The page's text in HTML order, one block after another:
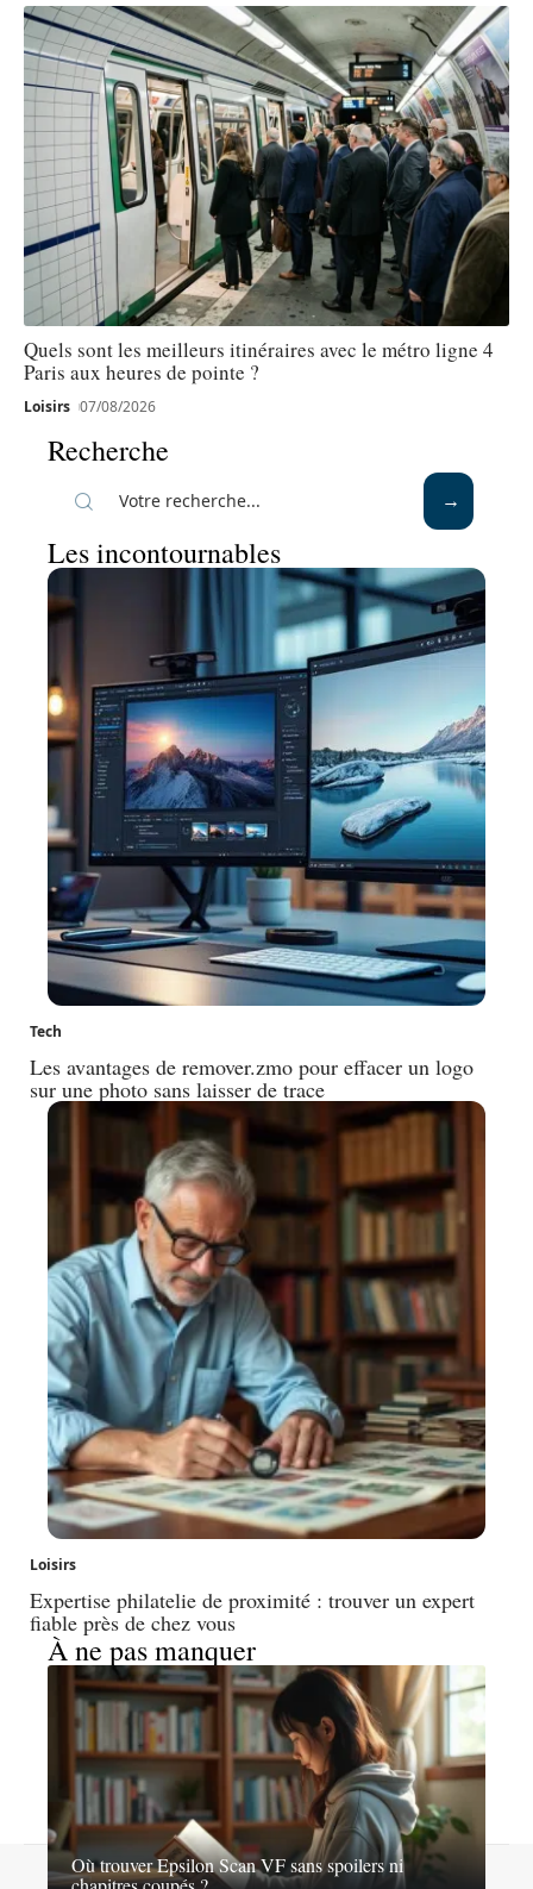
Quels sont les meilleurs itinéraires avec le métro ligne 4
Paris aux heures de pointe ?
Loisirs 07/08/2026
Recherche
Les incontournables
Tech
Les avantages de remover.zmo pour effacer un logo
sur une photo sans laisser de trace
Loisirs
Expertise philatelie de proximité : trouver un expert
fiable près de chez vous
À ne pas manquer
Où trouver Epsilon Scan VF sans spoilers ni
Contact Mentions légales Sitemap